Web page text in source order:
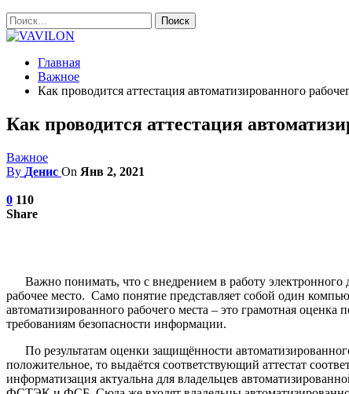
Главная
Важное
Как проводится аттестация автоматизированного
Как проводится аттестация
Важное
By Денис On Янв 2, 2021
0 110
Share
Важно понимать, что с внедрением в работу
рабочее место. Само понятие представляет собой один
автоматизированного рабочего места – это грамотная
требованиям безопасности информации.
По результатам оценки защищённости
положительное, то выдаётся соответствующий аттестат
информатизация актуальна для владельцев